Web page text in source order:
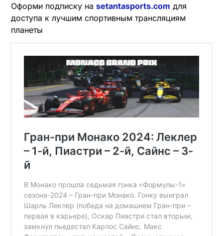
Оформи подписку на setantasports.com для
доступа к лучшим спортивным трансляциям
планеты